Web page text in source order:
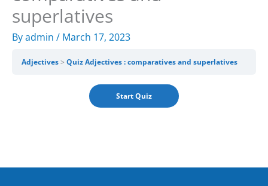
superlatives
Byadmin / March 17, 2023
Adjectives Quiz Adjectives : comparatives and superlatives